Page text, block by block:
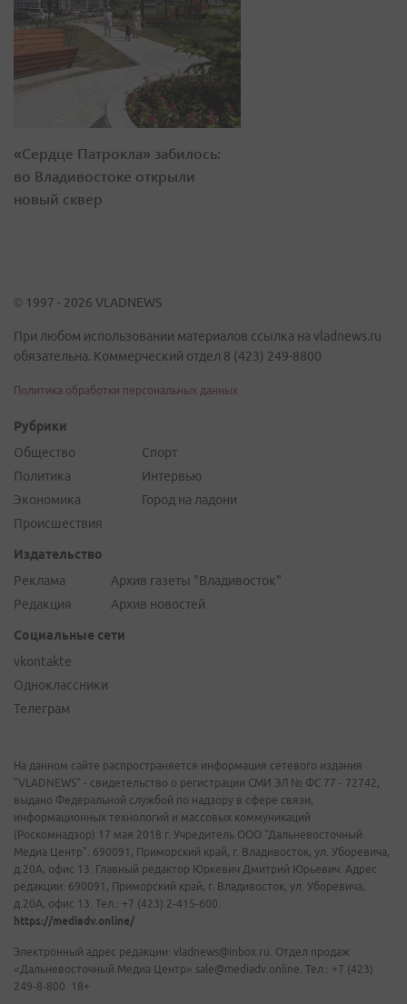
«Сердце Патрокла» забилось:
во Владивостоке открыли
новый сквер
© 1997 - 2026 VLADNEWS
При любом использовании материалов ссылка на vladnews.ru
обязательна. Коммерческий отдел 8 (423) 249-8800
Политика обработки персональных данных
Рубрики
Общество
Политика
Экономика
Происшествия
Спорт
Интервью
Город на ладони
Издательство
Реклама
Редакция
Архив газеты "Владивосток"
Архив новостей
Социальные сети
vkontakte
Одноклассники
Телеграм
На данном сайте распространяется информация сетевого издания
"VLADNEWS" - свидетельство о регистрации СМИ ЭЛ № ФС 77 - 72742,
выдано Федеральной службой по надзору в сфере связи,
информационных технологий и массовых коммуникаций
(Роскомнадзор) 17 мая 2018 г. Учредитель ООО "Дальневосточный
Медиа Центр". 690091, Приморский край, г. Владивосток, ул. Уборевича,
д.20А, офис 13. Главный редактор Юркевич Дмитрий Юрьевич. Адрес
редакции: 690091, Приморский край, г. Владивосток, ул. Уборевича,
д.20А, офис 13. Тел.: +7 (423) 2-415-600.
https://mediadv.online/
Электронный адрес редакции: vladnews@inbox.ru. Отдел продаж
«Дальневосточный Медиа Центр» sale@mediadv.online. Тел.: +7 (423)
249-8-800. 18+